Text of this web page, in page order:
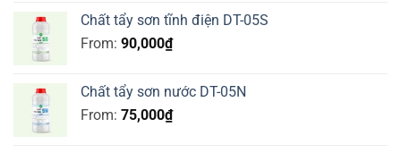
Chất tẩy sơn tĩnh điện DT-05S
From: 90,000₫
Chất tẩy sơn nước DT-05N
From: 75,000₫